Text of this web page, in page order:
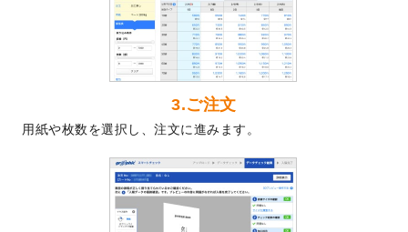
【新商品】のぼり
が作成できるようになり
ました！
DMのデザインテンプレートを追加しまし
た。
【新商品】ステッカー
なりました！
2024年版4月始まりのカレンダーデザイン
テンプレートを公開いたしました。
2024年辰年の年賀ポスターデザインテンプ
レート
を公開いたしました。
3.ご注文
用紙や枚数を選択し、注文に進みます。